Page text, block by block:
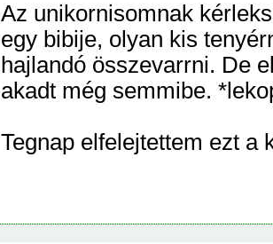
Az unikornisomnak
egy bibije, olyan kis
hajlandó összevarrni. De
akadt még semmibe.
Tegnap elfelejtettem ezt a